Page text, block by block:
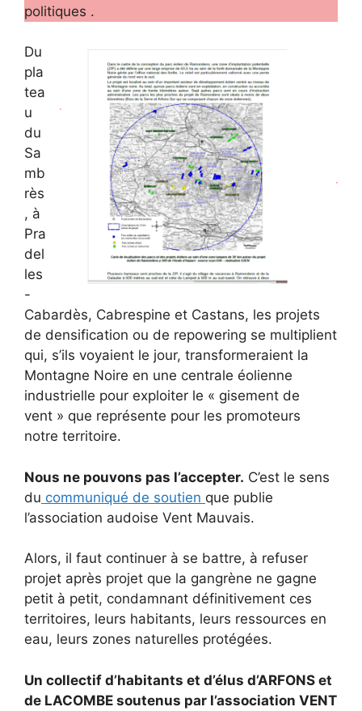
politiques .
Du
pla
tea
u
du
Sa
mb
rès
, à
Pra
del
les
-
Cabardès, Cabrespine et Castans, les projets
de densification ou de repowering se multiplient
qui, s’ils voyaient le jour, transformeraient la
Montagne Noire en une centrale éolienne
industrielle pour exploiter le « gisement de
vent » que représente pour les promoteurs
notre territoire.
Nous ne pouvons pas l’accepter. C’est le sens
du communiqué de soutien que publie
l’association audoise Vent Mauvais.
Alors, il faut continuer à se battre, à refuser
projet après projet que la gangrène ne gagne
petit à petit, condamnant définitivement ces
territoires, leurs habitants, leurs ressources en
eau, leurs zones naturelles protégées.
Un collectif d’habitants et d’élus d’ARFONS et
de LACOMBE soutenus par l’association VENT